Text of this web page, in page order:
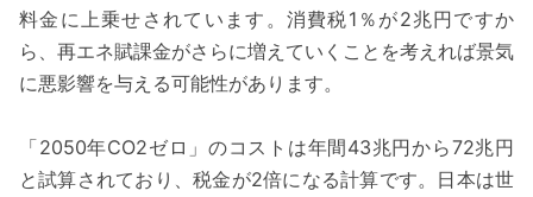
料金に上乗せされています。消費税1％が2兆円ですか
ら、再エネ賦課金がさらに増えていくことを考えれば景気
に悪影響を与える可能性があります。
「2050年CO2ゼロ」のコストは年間43兆円から72兆円
と試算されており、税金が2倍になる計算です。日本は世